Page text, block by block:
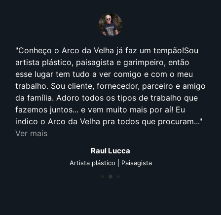
Conheço o Arco da Velha já faz um tempão!Sou
artista plástico, paisagista e garimpeiro, então
esse lugar tem tudo a ver comigo e com o meu
trabalho. Sou cliente, fornecedor, parceiro e amigo
da família. Adoro todos os tipos de trabalho que
fazemos juntos... e vem muito mais por aí! Eu
indico o Arco da Velha pra todos que procuram...
Ver mais
Raul Lucca
Artista plástico | Paisagista